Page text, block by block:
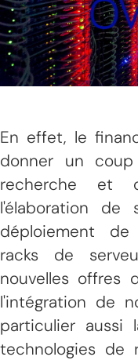
En effet, le
donner un
recherche et
l'élaboration de
déploiement
racks de
nouvelles offres
l'intégration de
particulier aussi
technologies de